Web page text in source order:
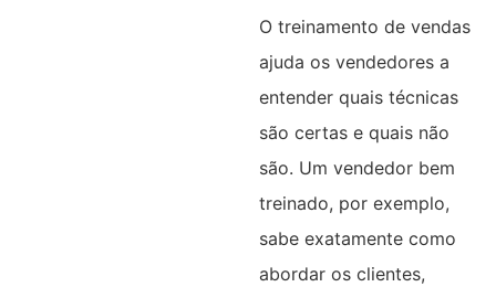
O treinamento de vendas
ajuda os vendedores a
entender quais técnicas
são certas e quais não
são. Um vendedor bem
treinado, por exemplo,
sabe exatamente como
abordar os clientes,